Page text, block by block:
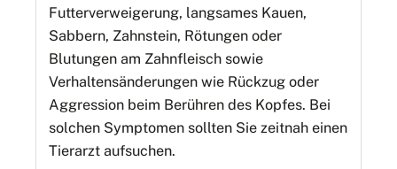
Futterverweigerung, langsames Kauen,
Sabbern, Zahnstein, Rötungen oder
Blutungen am Zahnfleisch sowie
Verhaltensänderungen wie Rückzug oder
Aggression beim Berühren des Kopfes. Bei
solchen Symptomen sollten Sie zeitnah einen
Tierarzt aufsuchen.